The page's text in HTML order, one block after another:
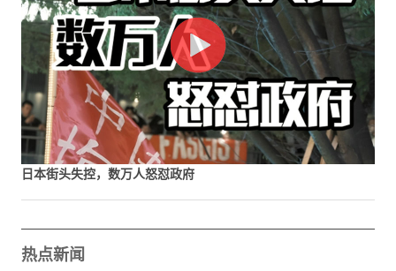
日本街头失控，数万人怒怼政府
热点新闻